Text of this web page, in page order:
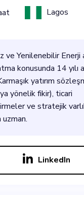
Lagos
ve Yenilenebilir Enerji
konusunda 14 yılı
yatırım
yönelik fikir), ticari
ve stratejik
LinkedIn